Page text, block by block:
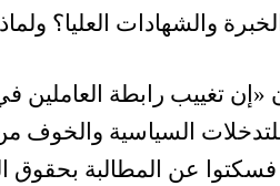
والشهادات العليا؟
«إن تغييب رابطة العاملين
السياسية والخوف
عن المطالبة بحقوق